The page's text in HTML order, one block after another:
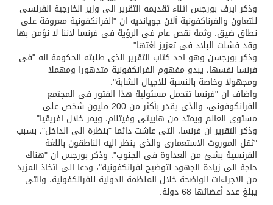
وذكر ايرف بورجس اثناء تقديمه التقرير الى وزير الخارجية الفرنسى
للتعاون والفرناكفونية آلان جويانديه ان "الفرانكفونية معروفة على
نطاق ضيق. وثمة نقص عام فى الرؤية فى فرنسا لاننا لا نؤمن بها
وقد فشلت البلاد فى تعزيز لغتها".
وذكر بورجسن وهو احد كتاب التقرير الذى طلبته الحكومة انه "فى
فرنسا نفسها، يبدو مفهوم الفرانكفونية متدهورا ومهملا
ومجهولا وخاصة بالنسبة للاجيال الشابة".
واضاف ان "فرنسا تتحمل مسئولية هذا الفتور فى المجتمع
الفرانكوفونى، والذى يقدر بأكثر من 200 مليون شخص على
مستوى العالم ويمتد من هاييتى وفيتنام، ويمر خلال افريقيا".
وذكر التقرير ان فرنسا، التى عاشت دائما "بنظرة الى الداخل"، بسبب
"ثقل الموروث الاستعمارى والذى ينظر اليه الناطقون باللغة
الفرنسية بشئ من العداوة فى الجنوب". وذكر بورجس ان "هناك
حاجة الى زيادة الجهود لتوضيح لفرانكفونية"، ودعا الى اتخاذ المزيد
من الاجراءات الواضحة خلال المنظمة الدولية للفرانكفونية، والتى
يبلغ عدد أعضائها 68 دولة.